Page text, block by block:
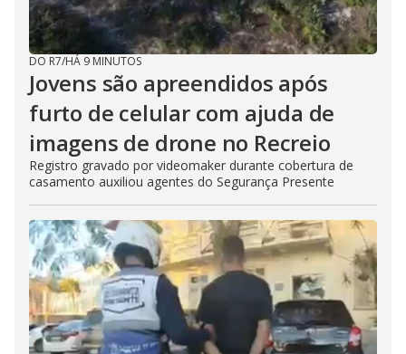
DO R7/HÁ 9 MINUTOS
Jovens são apreendidos após
furto de celular com ajuda de
imagens de drone no Recreio
Registro gravado por videomaker durante cobertura de
casamento auxiliou agentes do Segurança Presente